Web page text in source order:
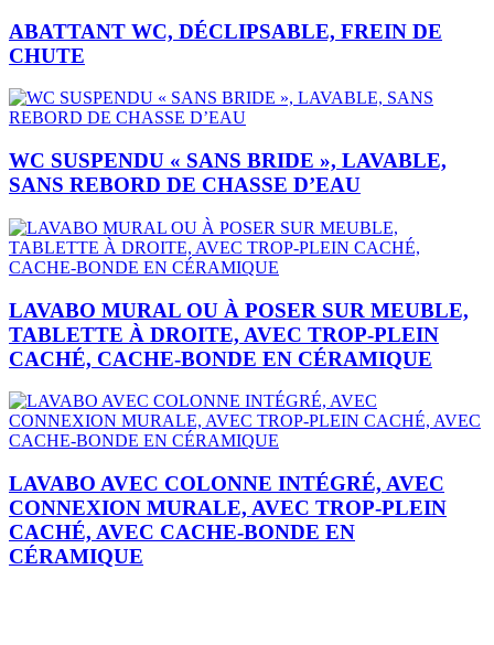
ABATTANT WC, DÉCLIPSABLE, FREIN DE
CHUTE
WC SUSPENDU « SANS BRIDE », LAVABLE,
SANS REBORD DE CHASSE D’EAU
LAVABO MURAL OU À POSER SUR MEUBLE,
TABLETTE À DROITE, AVEC TROP-PLEIN
CACHÉ, CACHE-BONDE EN CÉRAMIQUE
LAVABO AVEC COLONNE INTÉGRÉ, AVEC
CONNEXION MURALE, AVEC TROP-PLEIN
CACHÉ, AVEC CACHE-BONDE EN
CÉRAMIQUE